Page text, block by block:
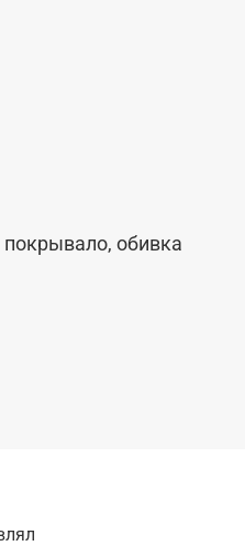
обивка